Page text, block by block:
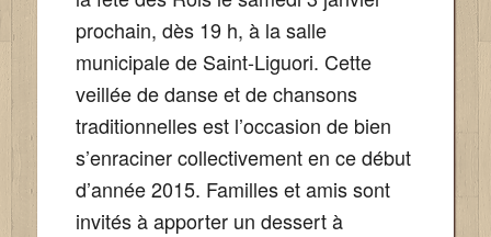
prochain, dès 19 h, à la salle
municipale de Saint-Liguori. Cette
veillée de danse et de chansons
traditionnelles est l’occasion de bien
s’enraciner collectivement en ce début
d’année 2015. Familles et amis sont
invités à apporter un dessert à